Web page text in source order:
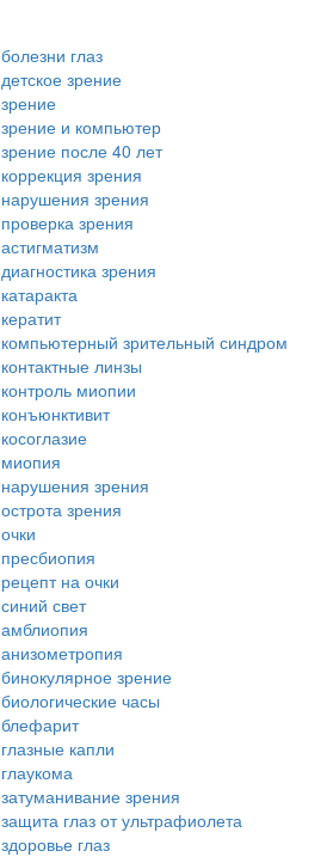
болезни глаз
детское зрение
зрение
зрение и компьютер
зрение после 40 лет
коррекция зрения
нарушения зрения
проверка зрения
астигматизм
диагностика зрения
катаракта
кератит
компьютерный зрительный синдром
контактные линзы
контроль миопии
конъюнктивит
косоглазие
миопия
нарушения зрения
острота зрения
очки
пресбиопия
рецепт на очки
синий свет
амблиопия
анизометропия
бинокулярное зрение
биологические часы
блефарит
глазные капли
глаукома
затуманивание зрения
защита глаз от ультрафиолета
здоровье глаз